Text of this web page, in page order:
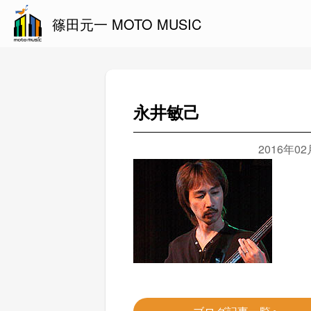
篠田元一 MOTO MUSIC
永井敏己
2016年02